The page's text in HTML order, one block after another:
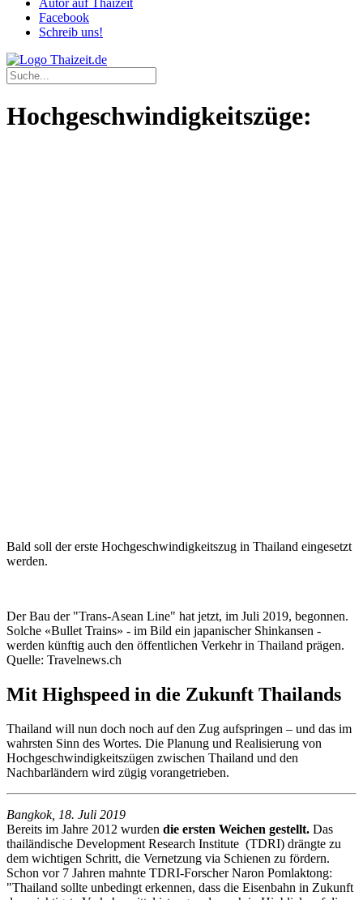
Autor auf Thaizeit
Facebook
Schreib uns!
Hochgeschwindigkeitszüge:
Bald soll der erste Hochgeschwindigkeitszug in Thailand eingesetzt
werden.
Der Bau der "Trans-Asean Line" hat jetzt, im Juli 2019, begonnen.
Solche «Bullet Trains» - im Bild ein japanischer Shinkansen -
werden künftig auch den öffentlichen Verkehr in Thailand prägen.
Quelle: Travelnews.ch
Mit Highspeed in die Zukunft Thailands
Thailand will nun doch noch auf den Zug aufspringen – und das im
wahrsten Sinn des Wortes. Die Planung und Realisierung von
Hochgeschwindigkeitszügen zwischen Thailand und den
Nachbarländern wird zügig vorangetrieben.
Bangkok, 18. Juli 2019
Bereits im Jahre 2012 wurden die ersten Weichen gestellt. Das
thailändische Development Research Institute (TDRI) drängte zu
dem wichtigen Schritt, die Vernetzung via Schienen zu fördern.
Schon vor 7 Jahren mahnte TDRI-Forscher Naron Pomlaktong:
"Thailand sollte unbedingt erkennen, dass die Eisenbahn in Zukunft